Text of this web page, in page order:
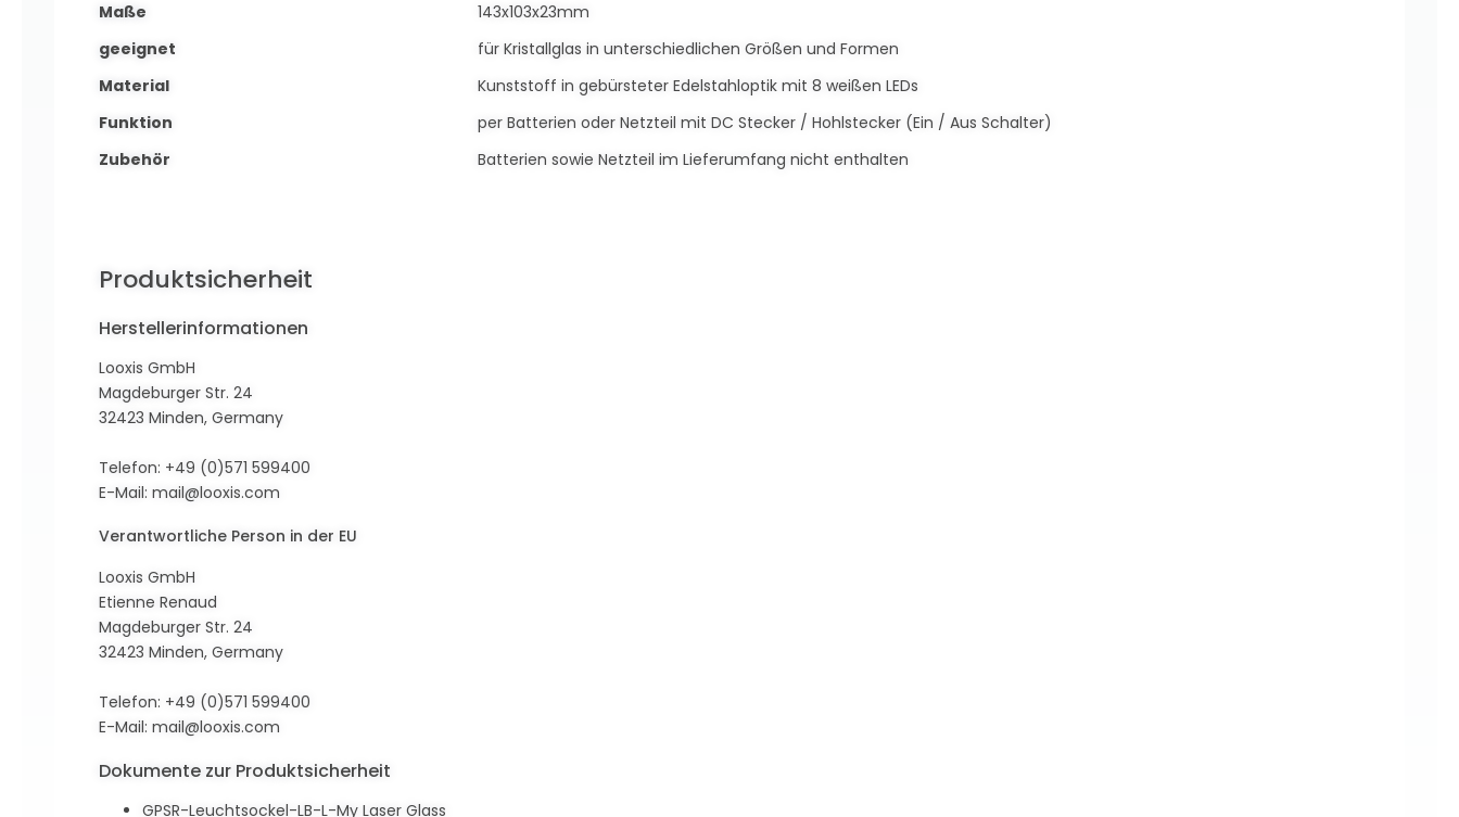
Maße
143x103x23mm
geeignet
für Kristallglas in unterschiedlichen Größen und Formen
Material
Kunststoff in gebürsteter Edelstahloptik mit 8 weißen LEDs
Funktion
per Batterien oder Netzteil mit DC Stecker / Hohlstecker (Ein / Aus Schalter)
Zubehör
Batterien sowie Netzteil im Lieferumfang nicht enthalten
Produktsicherheit
Herstellerinformationen
Looxis GmbH
Magdeburger Str. 24
32423 Minden, Germany
Telefon: +49 (0)571 599400
E-Mail: mail@looxis.com
Verantwortliche Person in der EU
Looxis GmbH
Etienne Renaud
Magdeburger Str. 24
32423 Minden, Germany
Telefon: +49 (0)571 599400
E-Mail: mail@looxis.com
Dokumente zur Produktsicherheit
GPSR-Leuchtsockel-LB-L-My Laser Glass